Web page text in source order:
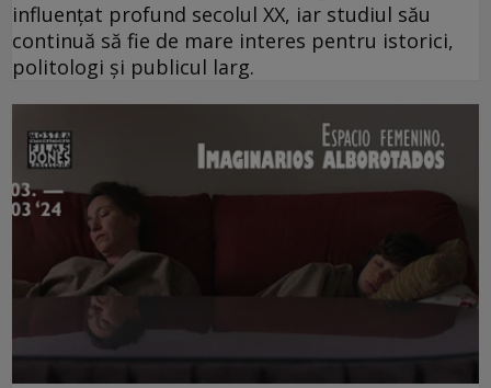
influențat profund secolul XX, iar studiul său
continuă să fie de mare interes pentru istorici,
politologi și publicul larg.